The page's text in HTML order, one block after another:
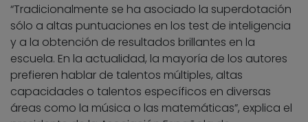
“Tradicionalmente se ha asociado la superdotación
sólo a altas puntuaciones en los test de inteligencia
y a la obtención de resultados brillantes en la
escuela. En la actualidad, la mayoría de los autores
prefieren hablar de talentos múltiples, altas
capacidades o talentos específicos en diversas
áreas como la música o las matemáticas”, explica el